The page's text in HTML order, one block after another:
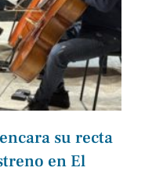
su recta
en El